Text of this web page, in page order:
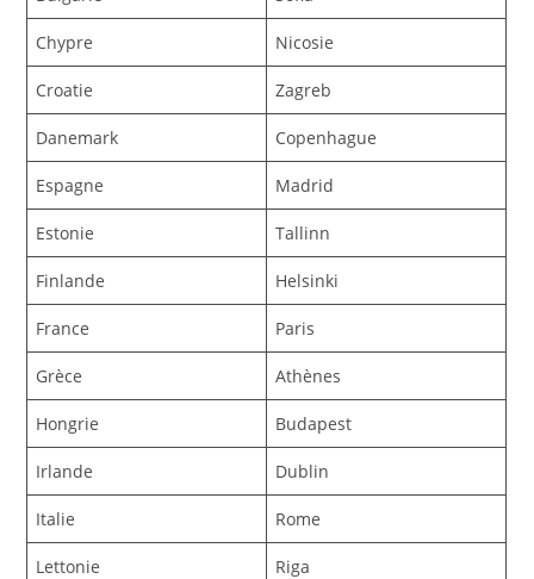
Chypre Nicosie
Croatie Zagreb
Danemark Copenhague
Espagne Madrid
Estonie Tallinn
Finlande Helsinki
France Paris
Grèce Athènes
Hongrie Budapest
Irlande Dublin
Italie Rome
Lettonie Riga